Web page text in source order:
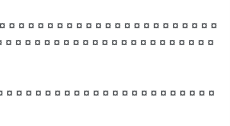
¤ ¤ ¤ ¤ ¤ ¤ ¤ ¤ ¤ ¤ ¤ ¤ ¤ ¤ ¤ ¤ ¤ ¤ ¤ ¤ ¤ ¤
¤ ¤ ¤ ¤ ¤ ¤ ¤ ¤ ¤ ¤ ¤ ¤ ¤ ¤ ¤ ¤ ¤ ¤ ¤ ¤ ¤
¤ ¤ ¤ ¤ ¤ ¤ ¤ ¤ ¤ ¤ ¤ ¤ ¤ ¤ ¤ ¤ ¤ ¤ ¤ ¤ ¤